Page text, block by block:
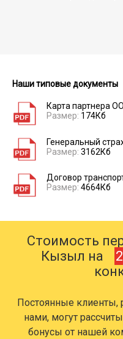
Наши типовые документы
Карта партнера
Размер: 174Кб
Генеральный
Размер: 3162Кб
Договор
Размер: 4664Кб
Стоимость
Кызыл на
Постоянные клиенты,
нами, могут
бонусы от нашей